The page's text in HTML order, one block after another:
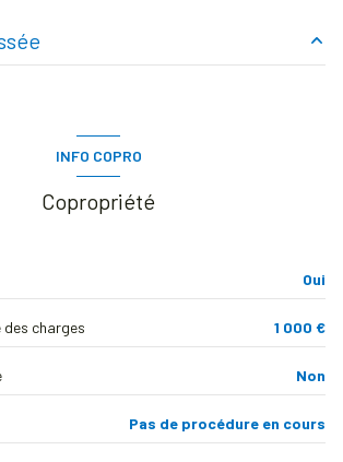
monuments
INFO COPRO
Copropriété
Oui
charges 1 000 €
Non
Pas de procédure en cours